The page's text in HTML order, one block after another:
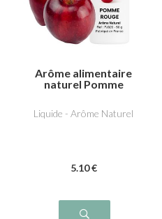
Arôme alimentaire
naturel Pomme
Liquide - Arôme Naturel
5.10 €